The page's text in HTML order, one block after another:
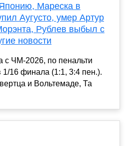
Мареска в
Аугусто, умер Артур
Рублев выбыл с
новости
с ЧМ-2026, по пенальти
16 финала (1:1, 3:4 пен.).
и Вольтемаде, Та